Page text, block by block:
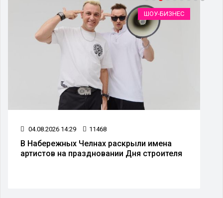
ШОУ-БИЗНЕС
04.08.2026 14:29 11468
В Набережных Челнах раскрыли имена
артистов на праздновании Дня строителя